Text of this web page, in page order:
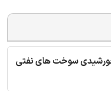
خورشیدی سوخت های نفتی